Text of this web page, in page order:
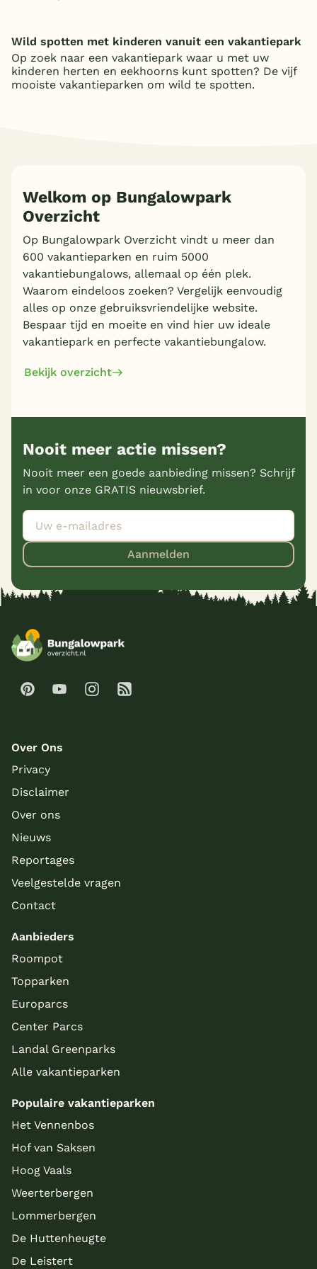
Wild spotten met kinderen vanuit een vakantiepark
Op zoek naar een vakantiepark waar u met uw
kinderen herten en eekhoorns kunt spotten? De vijf
mooiste vakantieparken om wild te spotten.
Welkom op Bungalowpark
Overzicht
Op Bungalowpark Overzicht vindt u meer dan
600 vakantieparken en ruim 5000
vakantiebungalows, allemaal op één plek.
Waarom eindeloos zoeken? Vergelijk eenvoudig
alles op onze gebruiksvriendelijke website.
Bespaar tijd en moeite en vind hier uw ideale
vakantiepark en perfecte vakantiebungalow.
Bekijk overzicht
Nooit meer actie missen?
Nooit meer een goede aanbieding missen? Schrijf
in voor onze GRATIS nieuwsbrief.
Aanmelden
Over Ons
Privacy
Disclaimer
Over ons
Nieuws
Reportages
Veelgestelde vragen
Contact
Aanbieders
Roompot
Topparken
Europarcs
Center Parcs
Landal Greenparks
Alle vakantieparken
Populaire vakantieparken
Het Vennenbos
Hof van Saksen
Hoog Vaals
Weerterbergen
Lommerbergen
De Huttenheugte
De Leistert